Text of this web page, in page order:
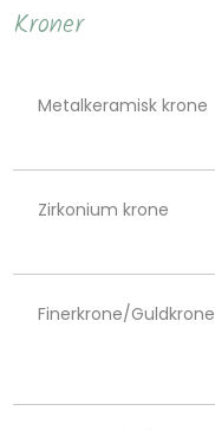
​Kroner
Metalkeramisk krone
Zirkonium krone
Finerkrone/Guldkrone